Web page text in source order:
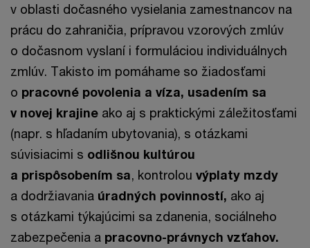
v oblasti dočasného vysielania zamestnancov na
prácu do zahraničia, prípravou vzorových zmlúv
o dočasnom vyslaní i formuláciou individuálnych
zmlúv. Takisto im pomáhame so žiadosťami
o pracovné povolenia a víza, usadením sa
v novej krajine ako aj s praktickými záležitosťami
(napr. s hľadaním ubytovania), s otázkami
súvisiacimi s odlišnou kultúrou
a prispôsobením sa, kontrolou výplaty mzdy
a dodržiavania úradných povinností, ako aj
s otázkami týkajúcimi sa zdanenia, sociálneho
zabezpečenia a pracovno-právnych vzťahov.